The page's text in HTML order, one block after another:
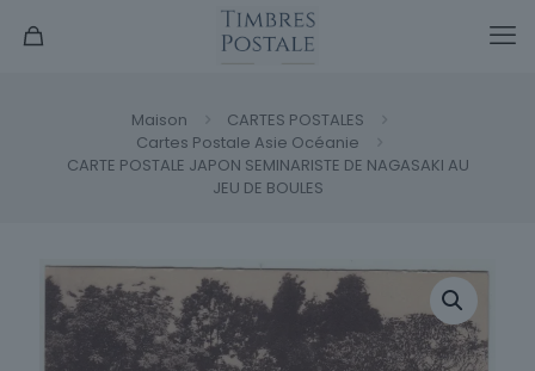
Maison
CARTES POSTALES
Cartes Postale Asie Océanie
CARTE POSTALE JAPON SEMINARISTE DE NAGASAKI AU
JEU DE BOULES